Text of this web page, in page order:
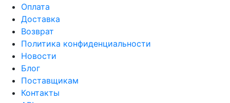
Оплата
Доставка
Возврат
Политика конфиденциальности
Новости
Блог
Поставщикам
Контакты